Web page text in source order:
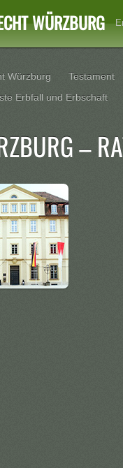
WÜRZBURG
Würzburg Testament
Erbfall und Erbschaft
–